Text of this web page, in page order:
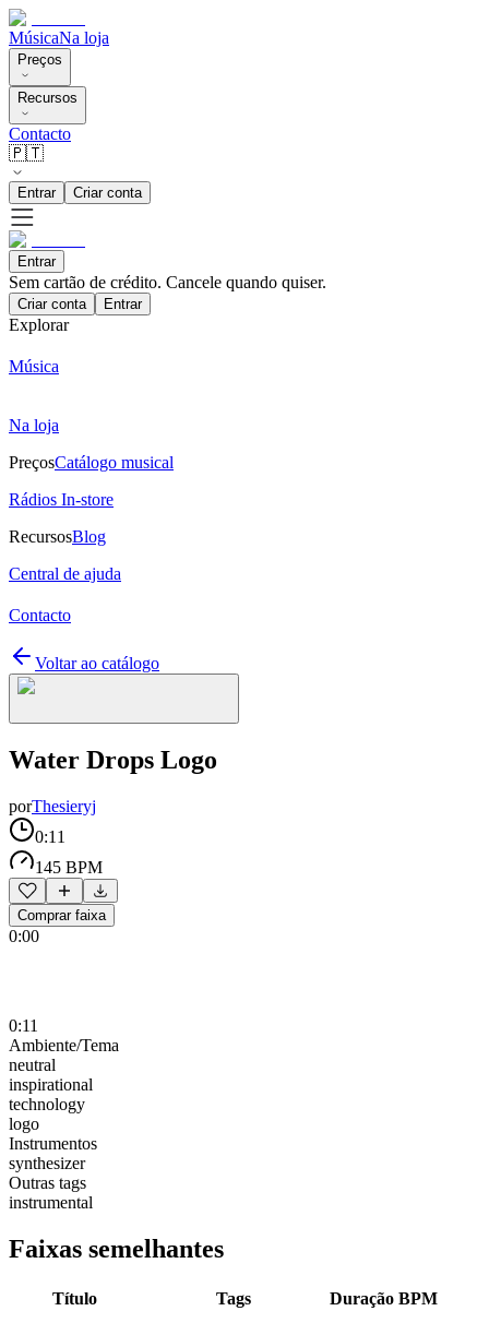
MúsicaNa loja
Preços
Recursos
Contacto
🇵🇹
Entrar Criar conta
Entrar
Sem cartão de crédito. Cancele quando quiser.
Criar conta Entrar
Explorar
Música
Na loja
PreçosCatálogo musical
Rádios In-store
RecursosBlog
Central de ajuda
Contacto
Voltar ao catálogo
Water Drops Logo
porThesieryj
0:11
145 BPM
Comprar faixa
0:00
0:11
Ambiente/Tema
neutral
inspirational
technology
logo
Instrumentos
synthesizer
Outras tags
instrumental
Faixas semelhantes
Título Tags Duração BPM